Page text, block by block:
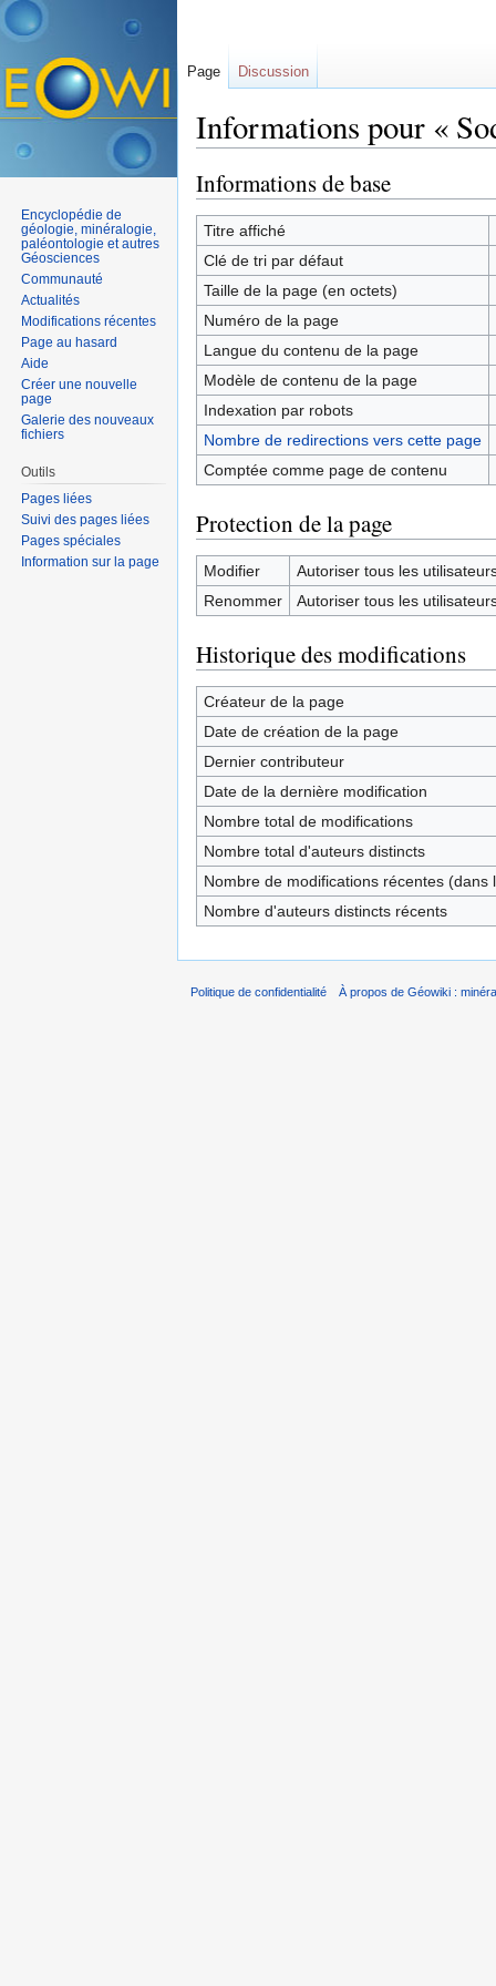
Informations pour «
Informations de base
Titre affiché
Clé de tri par défaut
Taille de la page (en octets)
Numéro de la page
Langue du contenu de la page
Modèle de contenu de la page
Indexation par robots
Nombre de redirections vers cette page
Comptée comme page de contenu
Protection de la page
Modifier
Autoriser tous les
Renommer
Autoriser tous les
Historique des modifications
Créateur de la page
Date de création de la page
Dernier contributeur
Date de la dernière modification
Nombre total de modifications
Nombre total d'auteurs distincts
Nombre de modifications récentes (dans
Nombre d'auteurs distincts récents
Page Discussion
Encyclopédie de
géologie, minéralogie,
paléontologie et autres
Géosciences
Communauté
Actualités
Modifications récentes
Page au hasard
Aide
Créer une nouvelle
page
Galerie des nouveaux
fichiers
Outils
Pages liées
Suivi des pages liées
Pages spéciales
Information sur la page
Politique de confidentialité À propos de Géowiki :